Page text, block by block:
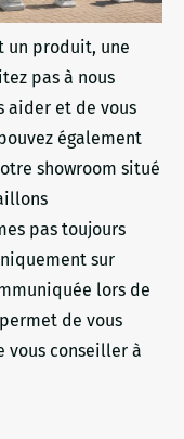
un produit, une
pas à nous
aider et de vous
également
showroom situé
pas toujours
sur
lors de
de vous
vous conseiller à